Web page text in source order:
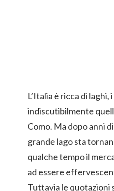
L’Italia è ricca di laghi,
indiscutibilmente
Como. Ma dopo anni
grande lago sta
qualche tempo il
ad essere
Tuttavia le quotazioni